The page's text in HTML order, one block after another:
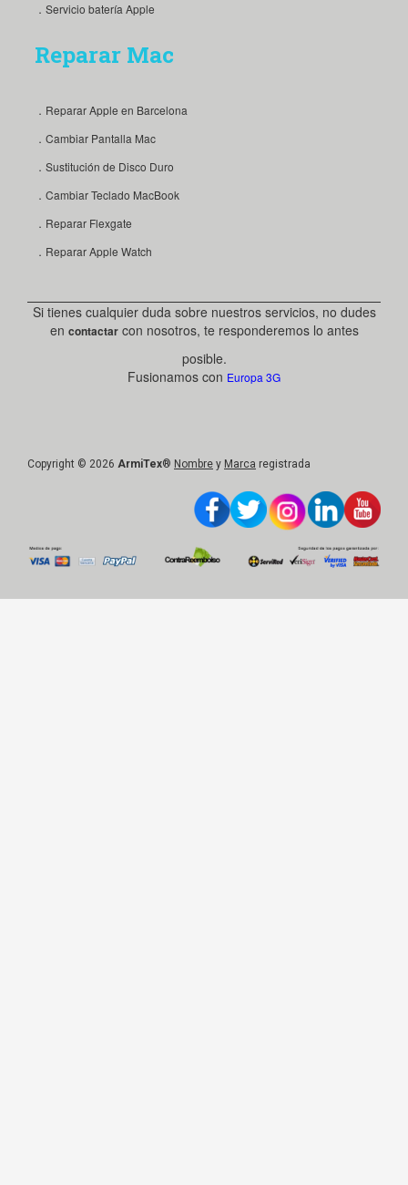
．Servicio batería Apple
Reparar Mac
．Reparar Apple en Barcelona
．Cambiar Pantalla Mac
．Sustitución de Disco Duro
．Cambiar Teclado MacBook
．Reparar Flexgate
．Reparar Apple Watch
Si tienes cualquier duda sobre nuestros servicios, no dudes
en contactarcon nosotros, te responderemos lo antes
posible.
Fusionamos con Europa 3G
Copyright © 2026 ArmiTex® Nombre y Marca registrada